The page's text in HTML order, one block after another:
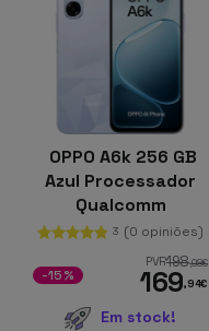
OPPO A6k 256 GB
Azul Processador
Qualcomm
Snapdragon 685 4
GB de RAM Câmaras
de 50 Mpx
3 (0 opiniões)
PVR198,98€
169,94€
-15%
Em stock!